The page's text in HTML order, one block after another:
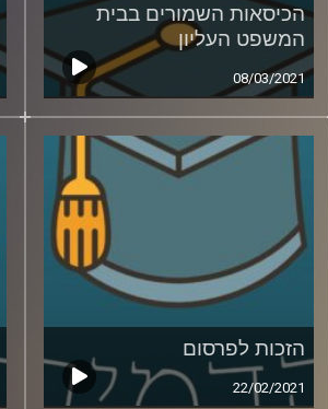
הכיסאות השמורים בבית
המשפט העליון
08/03/2021
הזכות לפרסום
22/02/2021